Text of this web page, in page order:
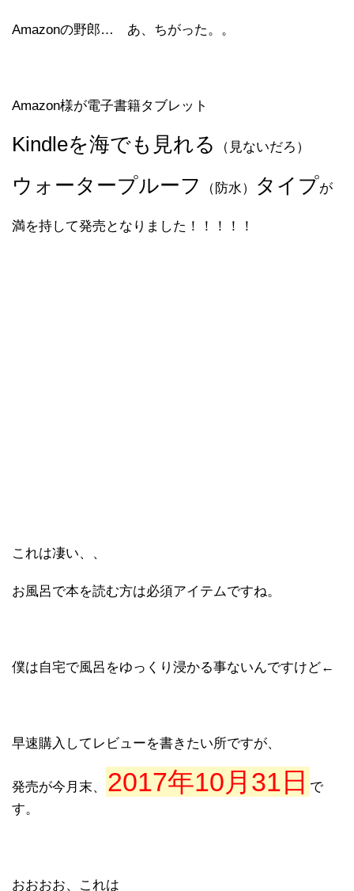
Amazonの野郎… あ、ちがった。。
Amazon様が電子書籍タブレット
Kindleを海でも見れる （見ないだろ）
ウォータープルーフ （防水） タイプが
満を持して発売となりました！！！！！
これは凄い、、
お風呂で本を読む方は必須アイテムですね。
僕は自宅で風呂をゆっくり浸かる事ないんですけど←
早速購入してレビューを書きたい所ですが、
発売が今月末、 2017年10月31日 で
す。
おおおお、これは